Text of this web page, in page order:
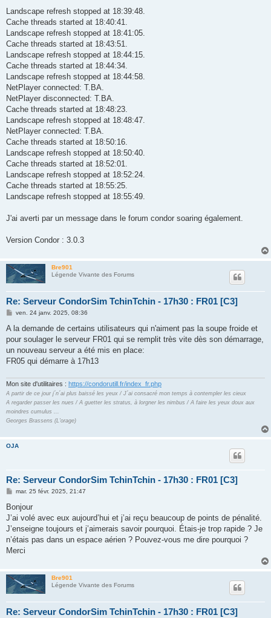
Landscape refresh stopped at 18:39:48.
Cache threads started at 18:40:41.
Landscape refresh stopped at 18:41:05.
Cache threads started at 18:43:51.
Landscape refresh stopped at 18:44:15.
Cache threads started at 18:44:34.
Landscape refresh stopped at 18:44:58.
NetPlayer connected: T.BA.
NetPlayer disconnected: T.BA.
Cache threads started at 18:48:23.
Landscape refresh stopped at 18:48:47.
NetPlayer connected: T.BA.
Cache threads started at 18:50:16.
Landscape refresh stopped at 18:50:40.
Cache threads started at 18:52:01.
Landscape refresh stopped at 18:52:24.
Cache threads started at 18:55:25.
Landscape refresh stopped at 18:55:49.
J'ai averti par un message dans le forum condor soaring également.
Version Condor : 3.0.3
Bre901
Légende Vivante des Forums
Re: Serveur CondorSim TchinTchin - 17h30 : FR01 [C3]
M
s
a
g
ven. 24 janv. 2025, 08:36
A la demande de certains utilisateurs qui n'aiment pas la soupe froide et
pour soulager le serveur FR01 qui se remplit très vite dès son démarrage,
un nouveau serveur a été mis en place:
FR05 qui démarre à 17h13
Mon site d'utilitaires : https://condorutill.fr/index_fr.php
A partir de ce jour j´n´ai plus baissé les yeux / J´ai consacré mon temps à contempler les cieux
A regarder passer les nues / A guetter les stratus, à lorgner les nimbus / A faire les yeux doux aux
moindres cumulus ...
Georges Brassens (L'orage)
OJA
Re: Serveur CondorSim TchinTchin - 17h30 : FR01 [C3]
M
s
a
g
mar. 25 févr. 2025, 21:47
Bonjour
J’ai volé avec eux aujourd’hui et j’ai reçu beaucoup de points de pénalité.
J’enseigne toujours et j’aimerais savoir pourquoi. Étais-je trop rapide ? Je
n’étais pas dans un espace aérien ? Pouvez-vous me dire pourquoi ?
Merci
Bre901
Légende Vivante des Forums
Re: Serveur CondorSim TchinTchin - 17h30 : FR01 [C3]